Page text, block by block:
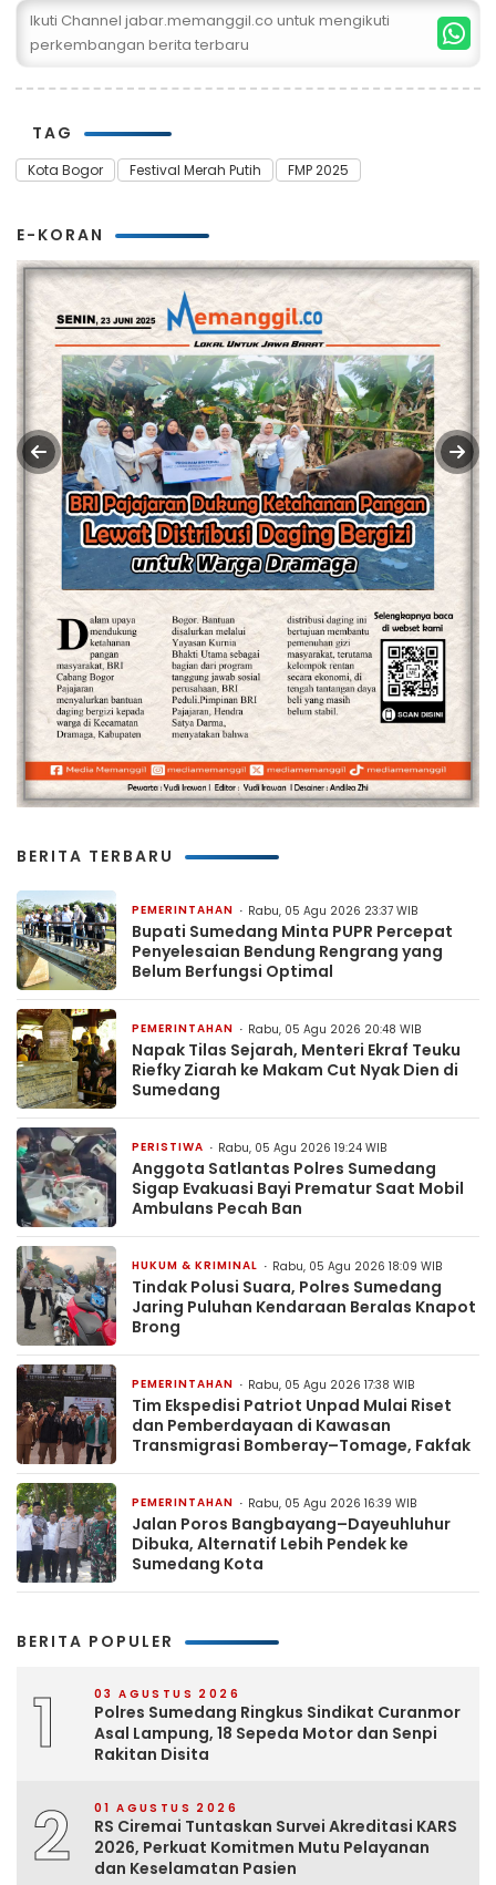
Ikuti Channel jabar.memanggil.co untuk mengikuti
perkembangan berita terbaru
TAG
Kota Bogor Festival Merah Putih FMP 2025
E-KORAN
BERITA TERBARU
PEMERINTAHAN Rabu, 05 Agu 2026 23:37 WIB
Bupati Sumedang Minta PUPR Percepat
Penyelesaian Bendung Rengrang yang
Belum Berfungsi Optimal
PEMERINTAHAN Rabu, 05 Agu 2026 20:48 WIB
Napak Tilas Sejarah, Menteri Ekraf Teuku
Riefky Ziarah ke Makam Cut Nyak Dien di
Sumedang
PERISTIWA Rabu, 05 Agu 2026 19:24 WIB
Anggota Satlantas Polres Sumedang
Sigap Evakuasi Bayi Prematur Saat Mobil
Ambulans Pecah Ban
HUKUM & KRIMINAL Rabu, 05 Agu 2026 18:09 WIB
Tindak Polusi Suara, Polres Sumedang
Jaring Puluhan Kendaraan Beralas Knapot
Brong
PEMERINTAHAN Rabu, 05 Agu 2026 17:38 WIB
Tim Ekspedisi Patriot Unpad Mulai Riset
dan Pemberdayaan di Kawasan
Transmigrasi Bomberay–Tomage, Fakfak
PEMERINTAHAN Rabu, 05 Agu 2026 16:39 WIB
Jalan Poros Bangbayang–Dayeuhluhur
Dibuka, Alternatif Lebih Pendek ke
Sumedang Kota
BERITA POPULER
1 03 AGUSTUS 2026
Polres Sumedang Ringkus Sindikat Curanmor
Asal Lampung, 18 Sepeda Motor dan Senpi
Rakitan Disita
2 01 AGUSTUS 2026
RS Ciremai Tuntaskan Survei Akreditasi KARS
2026, Perkuat Komitmen Mutu Pelayanan
dan Keselamatan Pasien